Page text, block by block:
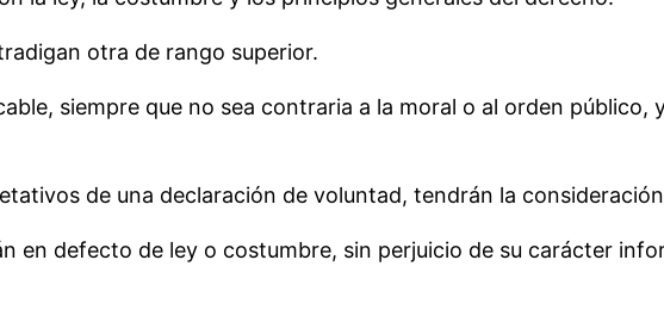
otra de rango superior.
siempre que no sea contraria a la moral o al orden público,
de una declaración de voluntad, tendrán la
en defecto de ley o costumbre, sin perjuicio de su carácter